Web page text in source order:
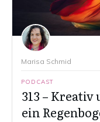
Marisa Schmid
PODCAST
313 –
ein